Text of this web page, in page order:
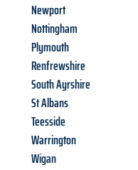
Newport
Nottingham
Plymouth
Renfrewshire
South Ayrshire
St Albans
Teesside
Warrington
Wigan